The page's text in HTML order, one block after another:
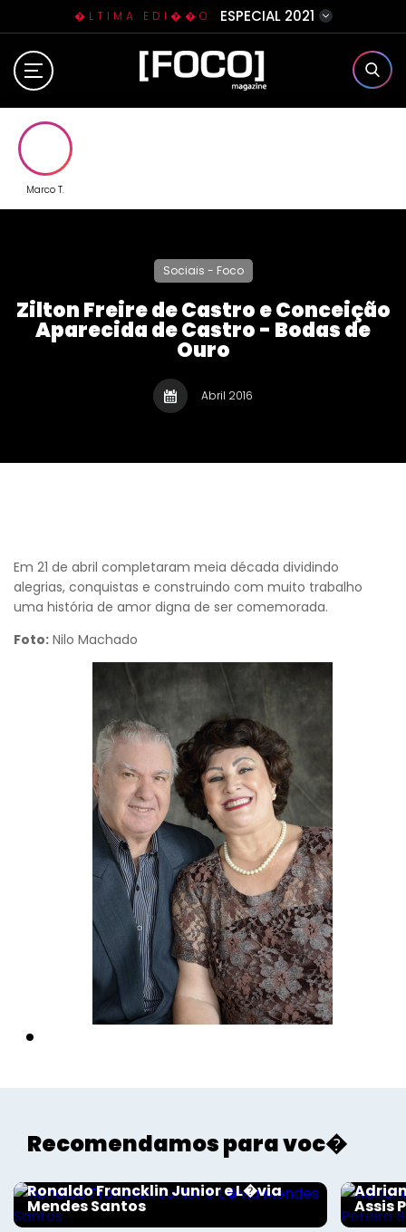
�LTIMA EDI��O ESPECIAL 2021
Home
Contato
Marco T.
Sociais - Foco
Zilton Freire de Castro e Conceição
Aparecida de Castro - Bodas de
Ouro
Abril 2016
Em 21 de abril completaram meia década dividindo
alegrias, conquistas e construindo com muito trabalho
uma história de amor digna de ser comemorada.
Foto: Nilo Machado
Recomendamos para voc�
Ronaldo Francklin Junior e L�via
Mendes Santos Assis